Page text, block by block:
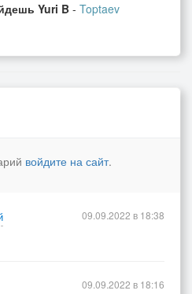
Yuri B - Toptaev
войдите на сайт.
09.09.2022 в 18:38
09.09.2022 в 18:16